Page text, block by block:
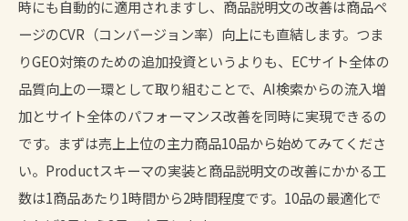
時にも自動的に適用されますし、商品説明文の改善は商品ペ
ージのCVR（コンバージョン率）向上にも直結します。つま
りGEO対策のための追加投資というよりも、ECサイト全体の
品質向上の一環として取り組むことで、AI検索からの流入増
加とサイト全体のパフォーマンス改善を同時に実現できるの
です。まずは売上上位の主力商品10品から始めてみてくださ
い。Productスキーマの実装と商品説明文の改善にかかる工
数は1商品あたり1時間から2時間程度です。10品の最適化で